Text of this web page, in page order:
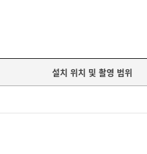
설치 위치 및 촬영 범위